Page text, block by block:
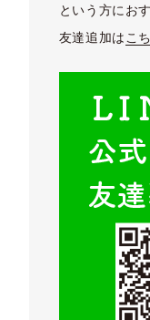
という方にお
友達追加は こ